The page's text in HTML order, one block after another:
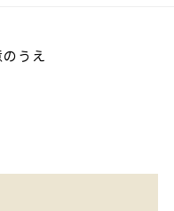
うえ